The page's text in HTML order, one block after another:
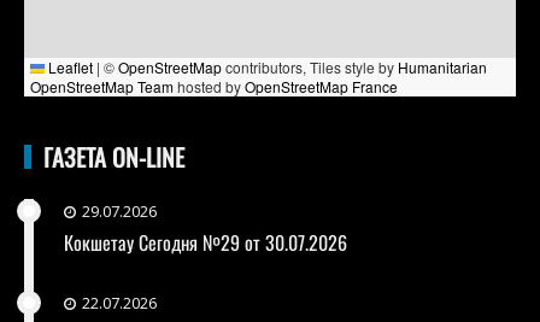
Leaflet | ©OpenStreetMapcontributors, Tiles style by Humanitarian
OpenStreetMap Teamhosted byOpenStreetMap France
ГАЗЕТА ON-LINE
29.07.2026
Кокшетау Сегодня №29 от 30.07.2026
22.07.2026